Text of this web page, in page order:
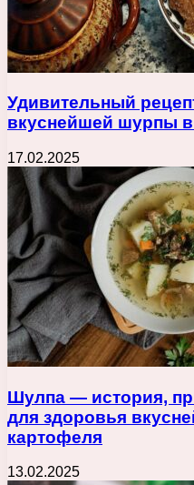
Удивительный
вкуснейшей шурпы
17.02.2025
Шулпа — история,
для здоровья
картофеля
13.02.2025